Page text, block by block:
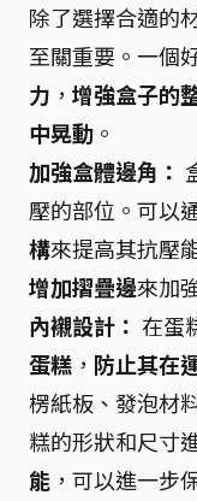
除了選擇合適的
至關重要。一個
力 ， 增強盒子的
中晃動 。
加強盒體邊角：
壓的部位。可以
構來提高其抗壓
增加摺疊邊來加
內襯設計： 在蛋
蛋糕 ， 防止其在
楞紙板、發泡材
糕的形狀和尺寸
能 ，可以進一步